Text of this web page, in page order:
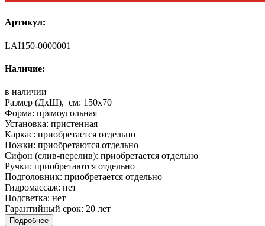
Артикул:
LAI150-0000001
Наличие:
в наличии
Размер (ДхШ), см: 150x70
Форма: прямоугольная
Установка: пристенная
Каркас: приобретается отдельно
Ножки: приобретаются отдельно
Сифон (слив-перелив): приобретается отдельно
Ручки: приобретаются отдельно
Подголовник: приобретается отдельно
Гидромассаж: нет
Подсветка: нет
Гарантийный срок: 20 лет
Подробнее